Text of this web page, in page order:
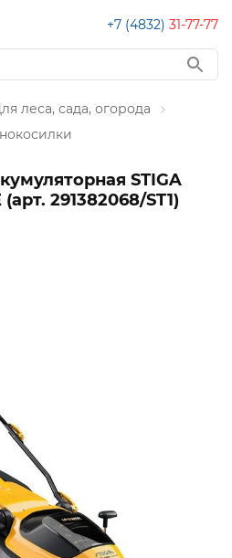
+7 (4832) 31-77-77
леса, сада, огорода
STIGA
291382068/ST1)